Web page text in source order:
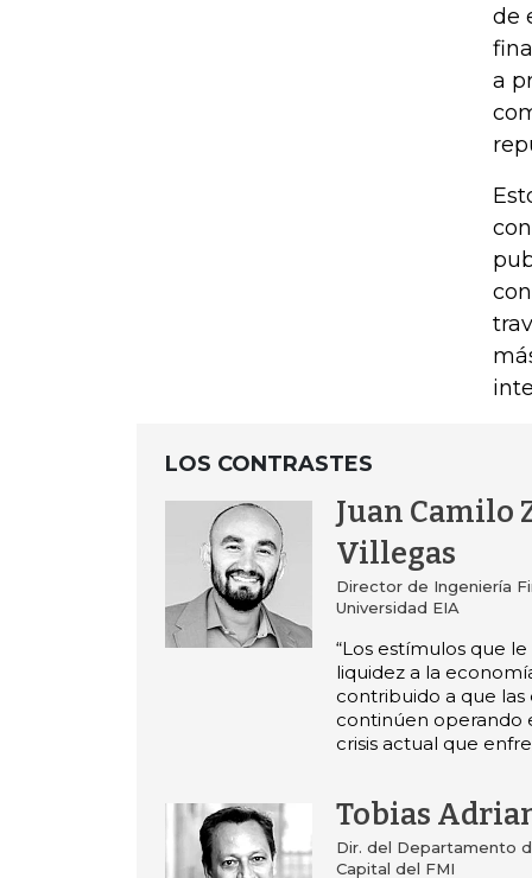
de
a
LOS CONTRASTES
Juan Camilo
Villegas
Director de Ingeniería
Universidad EIA
“Los estímulos que
liquidez a la
contribuido a que las
continúen operando
crisis actual que
Tobias
Dir. del Departamento
Capital del FMI